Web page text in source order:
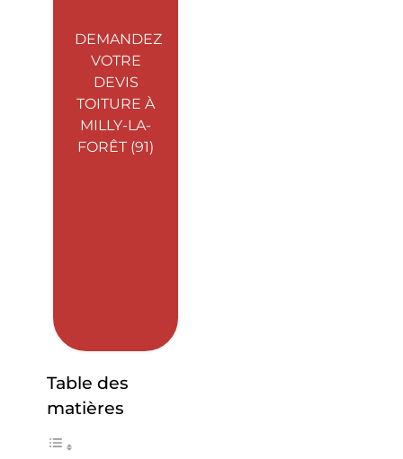
DEMANDEZ
VOTRE
DEVIS
TOITURE À
MILLY-LA-
FORÊT (91)
Table des
matières